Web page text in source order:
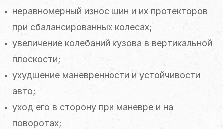
неравномерный износ шин и их протекторов
при сбалансированных колесах;
увеличение колебаний кузова в вертикальной
плоскости;
ухудшение маневренности и устойчивости
авто;
уход его в сторону при маневре и на
поворотах;